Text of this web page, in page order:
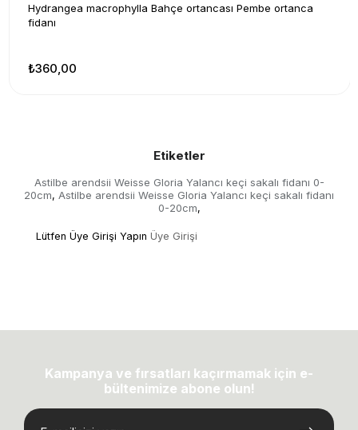
Hydrangea macrophylla Bahçe ortancası Pembe ortanca
fidanı
₺360,00
Etiketler
Astilbe arendsii Weisse Gloria Yalancı keçi sakalı fidanı 0-
20cm, Astilbe arendsii Weisse Gloria Yalancı keçi sakalı fidanı
0-20cm,
Lütfen Üye Girişi Yapın Üye Girişi
Kampanya ve fırsatları kaçırmamak için e-
bültenimize abone olun!